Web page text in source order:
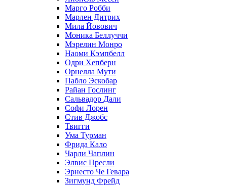
Марго Робби
Марлен Дитрих
Мила Йовович
Моника Беллуччи
Мэрелин Монро
Наоми Кэмпбелл
Одри Хепберн
Орнелла Мути
Пабло Эскобар
Райан Гослинг
Сальвадор Дали
Софи Лорен
Стив Джобс
Твигги
Ума Турман
Фрида Кало
Чарли Чаплин
Элвис Пресли
Эрнесто Че Гевара
Зигмунд Фрейд